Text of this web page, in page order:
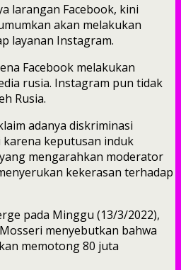
larangan Facebook, kini
akan melakukan
layanan Instagram.
Facebook melakukan
rusia. Instagram pun tidak
Rusia.
adanya diskriminasi
karena keputusan induk
mengarahkan moderator
kekerasan terhadap
pada Minggu (13/3/2022),
menyebutkan bahwa
memotong 80 juta